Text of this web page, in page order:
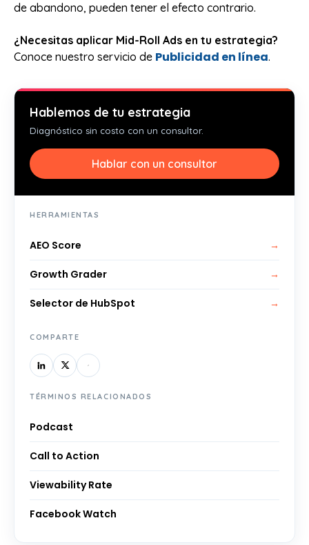
de abandono, pueden tener el efecto contrario.
¿Necesitas aplicar Mid-Roll Ads en tu estrategia?
Conoce nuestro servicio de Publicidad en línea.
Hablemos de tu estrategia
Diagnóstico sin costo con un consultor.
Hablar con un consultor
HERRAMIENTAS
AEO Score →
Growth Grader →
Selector de HubSpot →
COMPARTE
TÉRMINOS RELACIONADOS
Podcast
Call to Action
Viewability Rate
Facebook Watch